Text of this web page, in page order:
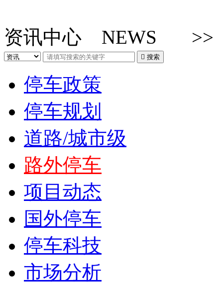
资讯中心 NEWS >>
 搜索
停车政策
停车规划
道路/城市级
路外停车
项目动态
国外停车
停车科技
市场分析